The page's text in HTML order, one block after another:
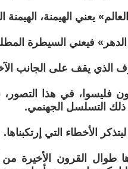
يعني الهيمنة،
الدهر» فيعني السيطرة
الذي يقف على الجانب
فليسوا، في هذا
ذلك التسلسل الجهنمي.
الأخطاء التي إرتكبناها.
طوال القرون